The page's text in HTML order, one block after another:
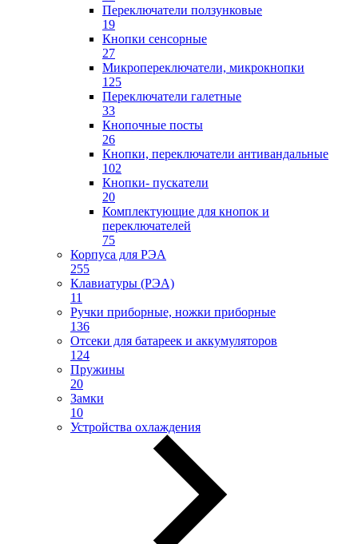
Переключатели ползунковые
19
Кнопки сенсорные
27
Микропереключатели, микрокнопки
125
Переключатели галетные
33
Кнопочные посты
26
Кнопки, переключатели антивандальные
102
Кнопки- пускатели
20
Комплектующие для кнопок и
переключателей
75
Корпуса для РЭА
255
Клавиатуры (РЭА)
11
Ручки приборные, ножки приборные
136
Отсеки для батареек и аккумуляторов
124
Пружины
20
Замки
10
Устройства охлаждения